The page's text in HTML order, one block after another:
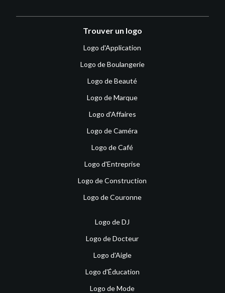
Trouver un logo
Logo d'Application
Logo de Boulangerie
Logo de Beauté
Logo de Marque
Logo d'Affaires
Logo de Caméra
Logo de Café
Logo d'Entreprise
Logo de Construction
Logo de Couronne
Logo de DJ
Logo de Docteur
Logo d'Aigle
Logo d'Éducation
Logo de Mode